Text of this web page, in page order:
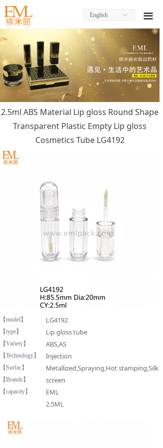
끀
ꀅ
English
2.5ml ABS Material Lip gloss Round Shape
Transparent Plastic Empty Lip gloss
Cosmetics Tube LG4192
LG4192
Lip gloss tube
ABS,AS
Injection
Metallized,Spraying,Hot stamping,Silk
screen
EML
2.5ML
【model】
【type】
【Variety】
【Technology】
【Surfac】
【Brands】
【capacity】